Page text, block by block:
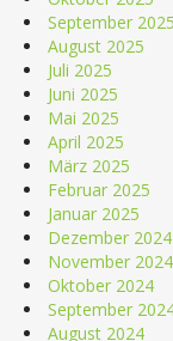
September 2025
August 2025
Juli 2025
Juni 2025
Mai 2025
April 2025
März 2025
Februar 2025
Januar 2025
Dezember 2024
November 2024
Oktober 2024
September
August 2024